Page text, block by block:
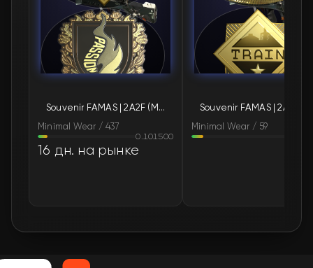
$2.56🛒
FN $2.58🛒
FN $2.59🛒
FN $2.59🛒
FN
Souvenir FAMAS | 2A2F (Minimal Wear)
Minimal Wear / 437
0.101500
16 дн. на рынке
Minimal Wear / 59